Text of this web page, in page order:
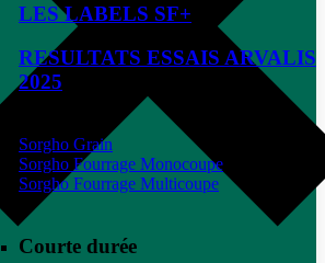
LES LABELS SF+
RESULTATS ESSAIS ARVALIS
2025
Sorgho Grain
Sorgho Fourrage Monocoupe
Sorgho Fourrage Multicoupe
Courte durée